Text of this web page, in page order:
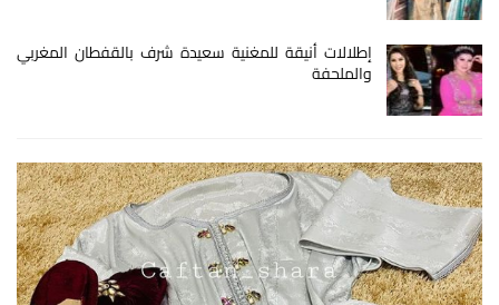
إطلالات أنيقة للمغنية سعيدة شرف بالقفطان المغربي
والملحفة